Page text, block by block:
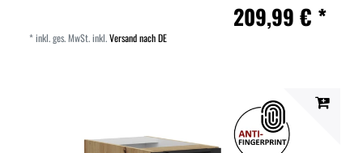
209,99 € *
*inkl. ges. MwSt.inkl.Versand nach DE